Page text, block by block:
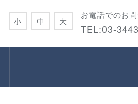
お電話でのお
TEL:03-
小 中 大